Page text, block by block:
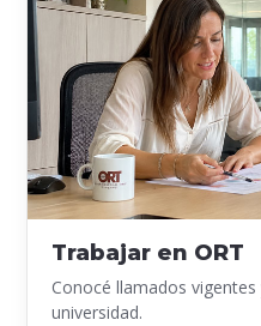
Trabajar en ORT
Conocé llamados
universidad.